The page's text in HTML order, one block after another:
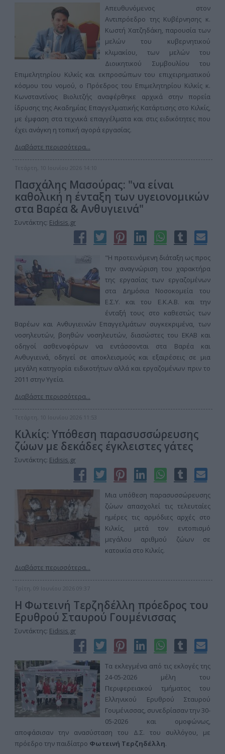
Απευθυνόμενος στον
Αντιπρόεδρο της Κυβέρνησης κ.
Κωστή Χατζηδάκη, παρουσία των
μελών του κυβερνητικού
κλιμακίου, των μελών του
Διοικητικού Συμβουλίου του
Επιμελητηρίου Κιλκίς και εκπροσώπων του επιχειρηματικού
κόσμου του νομού, ο Πρόεδρος του Επιμελητηρίου Κιλκίς κ.
Κωνσταντίνος Βιολιτζής αναφέρθηκε αρχικά στην πορεία
ίδρυσης της Ακαδημίας Επαγγελματικής Κατάρτισης στο Κιλκίς,
με έμφαση στα τεχνικά επαγγέλματα και στις ειδικότητες που
έχει ανάγκη η τοπική αγορά εργασίας.
Διαβάστε περισσότερα...
Τετάρτη, 10 Ιουνίου 2026 14:10
Πασχάλης Μασούρας: "να είναι
καθολική η ένταξη των υγειονομικών
στα Βαρέα & Ανθυγιεινά"
Συντάκτης: Eidisis.gr
"Η προτεινόμενη διάταξη ως προς
την αναγνώριση του χαρακτήρα
της εργασίας των εργαζομένων
στα Δημόσια Νοσοκομεία του
Ε.Σ.Υ. και του Ε.Κ.Α.Β. και την
ένταξή τους στο καθεστώς των
Βαρέων και Ανθυγιεινών Επαγγελμάτων συγκεκριμένα, των
νοσηλευτών, βοηθών νοσηλευτών, διασώστες του ΕΚΑΒ και
οδηγοί ασθενοφόρων να εντάσσονται στα Βαρέα και
Ανθυγιεινά, οδηγεί σε αποκλεισμούς και εξαιρέσεις σε μια
μεγάλη κατηγορία ειδικοτήτων αλλά και εργαζομένων πριν το
2011 στην Υγεία.
Διαβάστε περισσότερα...
Τετάρτη, 10 Ιουνίου 2026 11:53
Κιλκίς: Υπόθεση παρασυσσώρευσης
ζώων με δεκάδες έγκλειστες γάτες
Συντάκτης: Eidisis.gr
Μια υπόθεση παρασυσσώρευσης
ζώων απασχολεί τις τελευταίες
ημέρες τις αρμόδιες αρχές στο
Κιλκίς, μετά τον εντοπισμό
μεγάλου αριθμού ζώων σε
κατοικία στο Κιλκίς.
Διαβάστε περισσότερα...
Τρίτη, 09 Ιουνίου 2026 09:37
Η Φωτεινή Τερζηδέλλη πρόεδρος του
Ερυθρού Σταυρού Γουμένισσας
Συντάκτης: Eidisis.gr
Τα εκλεγμένα από τις εκλογές της
24-05-2026 μέλη του
Περιφερειακού τμήματος του
Ελληνικού Ερυθρού Σταυρού
Γουμένισσας, συνεδρίασαν την 30-
05-2026 και ομοφώνως,
αποφάσισαν την ανασύσταση του Δ.Σ. του συλλόγου, με
πρόεδρο την παιδίατρο Φωτεινή Τερζηδέλλη.